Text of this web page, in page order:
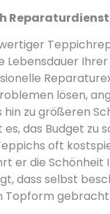
Lebensdauer
lösen,
zu größeren
das Budget zu
oft
er die Schönheit
dass selbst
Topform